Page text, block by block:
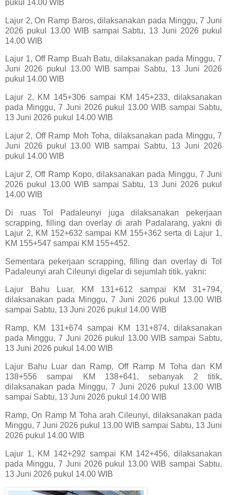
pukul 14.00 WIB
Lajur 2, On Ramp Baros, dilaksanakan pada Minggu, 7 Juni
2026 pukul 13.00 WIB sampai Sabtu, 13 Juni 2026 pukul
14.00 WIB
Lajur 1, Off Ramp Buah Batu, dilaksanakan pada Minggu, 7
Juni 2026 pukul 13.00 WIB sampai Sabtu, 13 Juni 2026
pukul 14.00 WIB
Lajur 2, KM 145+306 sampai KM 145+233, dilaksanakan
pada Minggu, 7 Juni 2026 pukul 13.00 WIB sampai Sabtu,
13 Juni 2026 pukul 14.00 WIB
Lajur 2, Off Ramp Moh Toha, dilaksanakan pada Minggu, 7
Juni 2026 pukul 13.00 WIB sampai Sabtu, 13 Juni 2026
pukul 14.00 WIB
Lajur 2, Off Ramp Kopo, dilaksanakan pada Minggu, 7 Juni
2026 pukul 13.00 WIB sampai Sabtu, 13 Juni 2026 pukul
14.00 WIB
Di ruas Tol Padaleunyi juga dilaksanakan pekerjaan
scrapping, filling dan overlay di arah Padalarang, yakni di
Lajur 2, KM 152+632 sampai KM 155+362 serta di Lajur 1,
KM 155+547 sampai KM 155+452.
Sementara pekerjaan scrapping, filling dan overlay di Tol
Padaleunyi arah Cileunyi digelar di sejumlah titik, yakni:
Lajur Bahu Luar, KM 131+612 sampai KM 31+794,
dilaksanakan pada Minggu, 7 Juni 2026 pukul 13.00 WIB
sampai Sabtu, 13 Juni 2026 pukul 14.00 WIB
Ramp, KM 131+674 sampai KM 131+874, dilaksanakan
pada Minggu, 7 Juni 2026 pukul 13.00 WIB sampai Sabtu,
13 Juni 2026 pukul 14.00 WIB
Lajur Bahu Luar dan Ramp, Off Ramp M Toha dan KM
138+556 sampai KM 138+641, sebanyak 2 titik,
dilaksanakan pada Minggu, 7 Juni 2026 pukul 13.00 WIB
sampai Sabtu, 13 Juni 2026 pukul 14.00 WIB
Ramp, On Ramp M Toha arah Cileunyi, dilaksanakan pada
Minggu, 7 Juni 2026 pukul 13.00 WIB sampai Sabtu, 13 Juni
2026 pukul 14.00 WIB
Lajur 1, KM 142+292 sampai KM 142+456, dilaksanakan
pada Minggu, 7 Juni 2026 pukul 13.00 WIB sampai Sabtu,
13 Juni 2026 pukul 14.00 WIB